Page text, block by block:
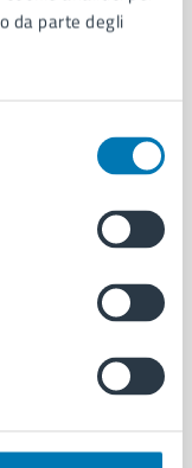
da parte degli